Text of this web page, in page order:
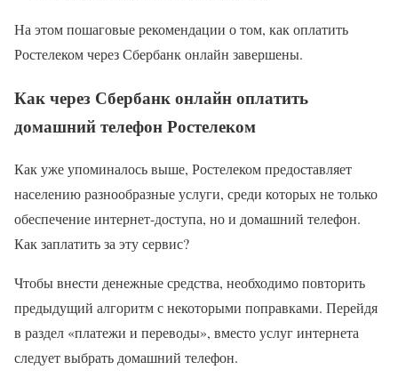
На этом пошаговые рекомендации о том, как оплатить
Ростелеком через Сбербанк онлайн завершены.
Как через Сбербанк онлайн оплатить
домашний телефон Ростелеком
Как уже упоминалось выше, Ростелеком предоставляет
населению разнообразные услуги, среди которых не только
обеспечение интернет-доступа, но и домашний телефон.
Как заплатить за эту сервис?
Чтобы внести денежные средства, необходимо повторить
предыдущий алгоритм с некоторыми поправками. Перейдя
в раздел «платежи и переводы», вместо услуг интернета
следует выбрать домашний телефон.